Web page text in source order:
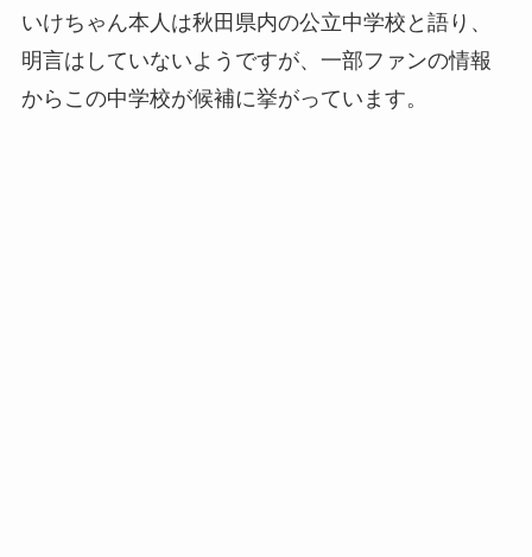
いけちゃん本人は秋田県内の公立中学校と語り、
明言はしていないようですが、一部ファンの情報
からこの中学校が候補に挙がっています。